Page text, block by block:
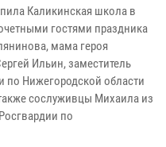
Каликинская школа в
гостями праздника
мама героя
Ильин, заместитель
по Нижегородской области
сослуживцы Михаила из
по